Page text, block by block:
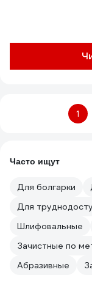
1
Часто ищут
Для болгарки
Для
Шлифовальные
Зачистные по
Абразивные